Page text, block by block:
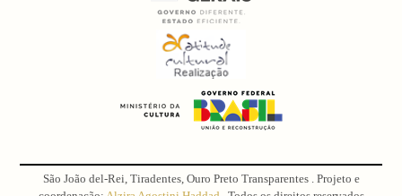
São João del-Rei, Tiradentes, Ouro Preto Transparentes . Projeto e